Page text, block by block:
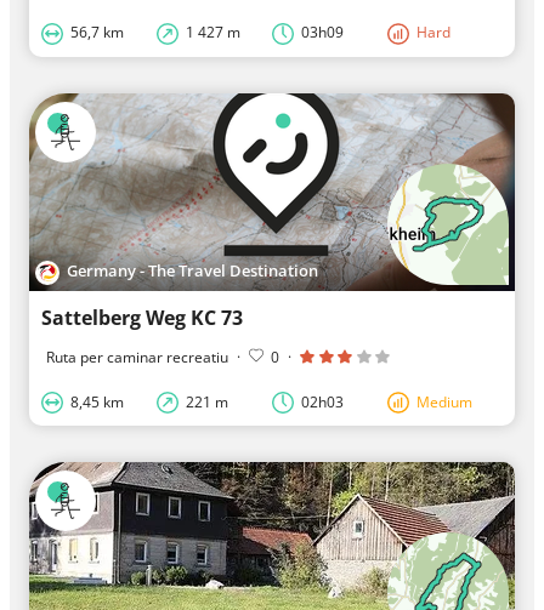
56,7 km 1 427 m 03h09 Hard
Germany - The Travel Destination
Sattelberg Weg KC 73
Ruta per caminar recreatiu · 0 ·
8,45 km 221 m 02h03 Medium